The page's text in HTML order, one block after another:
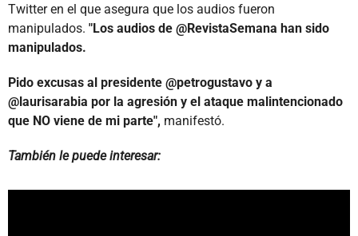
Twitter en el que asegura que los audios fueron
manipulados. "Los audios de @RevistaSemana han sido
manipulados.
Pido excusas al presidente @petrogustavo y a
@laurisarabia por la agresión y el ataque malintencionado
que NO viene de mi parte", manifestó.
También le puede interesar: